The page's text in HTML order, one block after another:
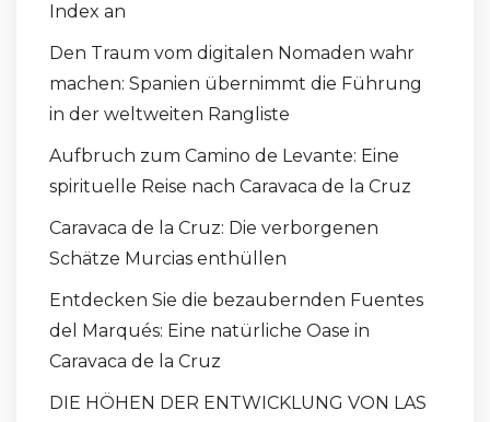
Index an
Den Traum vom digitalen Nomaden wahr
machen: Spanien übernimmt die Führung
in der weltweiten Rangliste
Aufbruch zum Camino de Levante: Eine
spirituelle Reise nach Caravaca de la Cruz
Caravaca de la Cruz: Die verborgenen
Schätze Murcias enthüllen
Entdecken Sie die bezaubernden Fuentes
del Marqués: Eine natürliche Oase in
Caravaca de la Cruz
DIE HÖHEN DER ENTWICKLUNG VON LAS